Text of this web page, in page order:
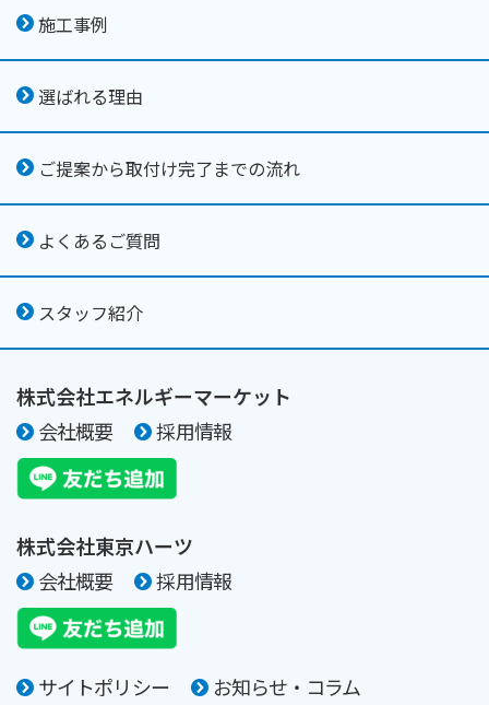
施工事例
選ばれる理由
ご提案から取付け完了までの流れ
よくあるご質問
スタッフ紹介
株式会社エネルギーマーケット
会社概要
採用情報
株式会社東京ハーツ
会社概要
採用情報
サイトポリシー お知らせ・コラム